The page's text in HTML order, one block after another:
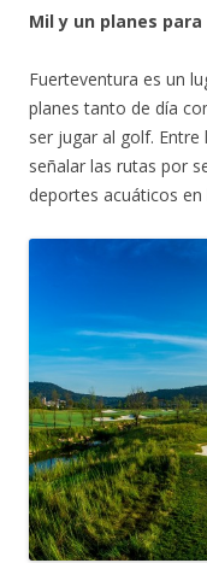
Mil y un planes
Fuerteventura es un
planes tanto de día
ser jugar al golf.
señalar las rutas por
deportes acuáticos